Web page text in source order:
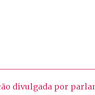
divulgada por